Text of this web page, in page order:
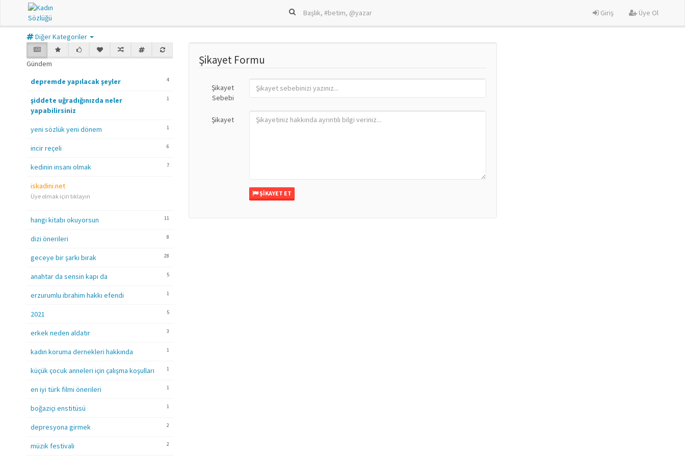
Giriş Üye Ol
Diğer Kategoriler
Gündem
4
depremde yapılacak şeyler
1
şiddete uğradığınızda neler
yapabilirsiniz
1
yeni sözlük yeni dönem
6
incir reçeli
7
kedinin insanı olmak
iskadini.net
Üye olmak için tıklayın
11
hangi kitabı okuyorsun
8
dizi önerileri
28
geceye bir şarkı bırak
5
anahtar da sensin kapı da
1
erzurumlu ibrahim hakkı efendi
5
2021
3
erkek neden aldatır
1
kadın koruma dernekleri hakkında
1
küçük çocuk anneleri için çalışma koşulları
1
en iyi türk filmi önerileri
1
boğaziçi enstitüsü
2
depresyona girmek
2
müzik festivali
Şikayet Formu
Şikayet
Sebebi
Şikayet
ŞIKAYET ET